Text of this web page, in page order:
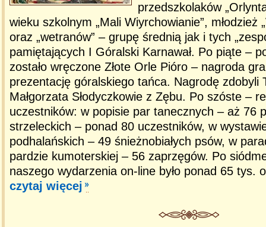
przedszkolaków
wieku szkolnym „Mali Wiyrchowianie”, młodzież
oraz „wetranów” – grupę średnią jak i tych
pamiętających I Góralski Karnawał. Po piąte –
zostało wręczone Złote Orle Pióro – nagroda
prezentację góralskiego tańca. Nagrodę zdobyli
Małgorzata Słodyczkowie z Zębu. Po szóste –
uczestników: w popisie par tanecznych – aż 76
strzeleckich – ponad 80 uczestników, w
podhalańskich – 49 śnieżnobiałych psów, w
pardzie kumoterskiej – 56 zaprzęgów. Po
naszego wydarzenia on-line było ponad 65 tys.
czytaj więcej